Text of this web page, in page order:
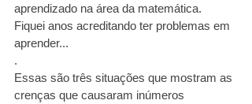
aprendizado na área da matemática.
Fiquei anos acreditando ter problemas em
aprender...
.
Essas são três situações que mostram as
crenças que causaram inúmeros